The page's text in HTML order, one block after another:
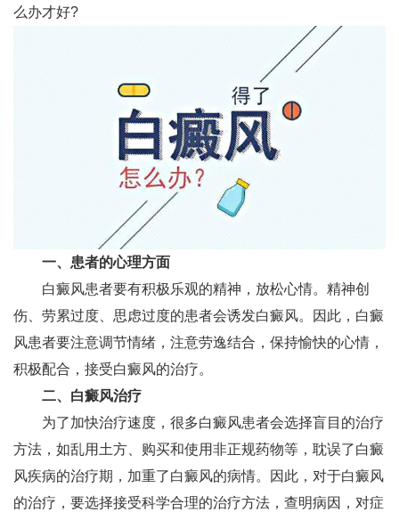
么办才好?
一、患者的心理方面
白癜风患者要有积极乐观的精神，放松心情。精神创
伤、劳累过度、思虑过度的患者会诱发白癜风。因此，白癜
风患者要注意调节情绪，注意劳逸结合，保持愉快的心情，
积极配合，接受白癜风的治疗。
二、白癜风治疗
为了加快治疗速度，很多白癜风患者会选择盲目的治疗
方法，如乱用土方、购买和使用非正规药物等，耽误了白癜
风疾病的治疗期，加重了白癜风的病情。因此，对于白癜风
的治疗，要选择接受科学合理的治疗方法，查明病因，对症